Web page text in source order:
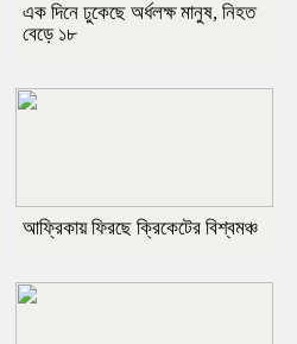
এক দিনে ঢুকেছে অর্ধলক্ষ মানুষ, নিহত
বেড়ে ১৮
আফ্রিকায় ফিরছে ক্রিকেটের বিশ্বমঞ্চ